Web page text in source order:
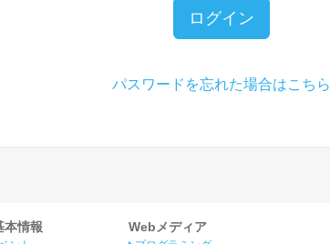
ログイン
パスワードを忘れた場合はこちら
本情報 Webメディア